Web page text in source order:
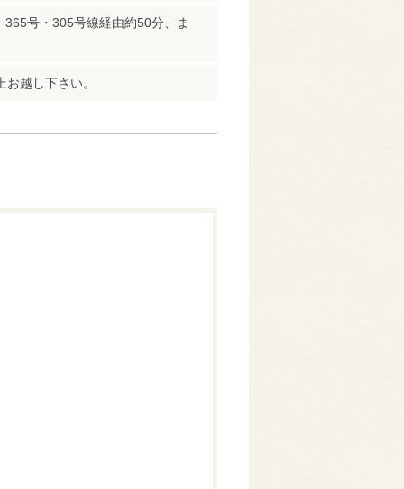
号・305号線経由約50分、ま
越し下さい。